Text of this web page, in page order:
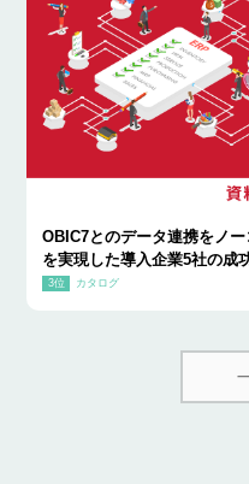
OBIC7とのデータ連携をノ
を実現した導入企業5社の成
カタログ